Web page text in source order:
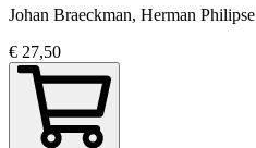
Johan Braeckman, Herman Philipse
€ 27,50